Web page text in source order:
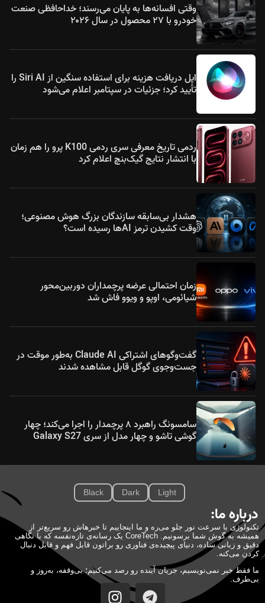
وقتی افسانه‌ها به پایان می‌رسند؛ خداحافظی صنعت
خودرو با ۲۷ محصول در سال ۲۰۲۶
اپل دریافت هزینه برای استفاده سنگین از Siri AI را
تأیید کرد؛ جزئیات در سپتامبر اعلام می‌شود
ردمی تاریخ معرفی سری ردمی K100 پرو را هم زمان
با انتشار نتایج گیک‌بنچ اعلام کرد
هشدار بی‌سابقه سازندگان بزرگ هوش مصنوعی؛
وقت کشیدن ترمز AIها رسیده است؟
زمان احتمالی عرضه پرچمداران دوربین‌محور
شیائومی، اوپو و ویوو فاش شد
گفت‌وگوهای اشتراکی Claude AI به‌طور موقت در
جست‌وجوی گوگل قابل مشاهده شدند
سامسونگ راهبرد ۸ پرچمدار را اجرا می‌کند؛ چهار
گوشی تاشو و چهار مدل از سری Galaxy S27
Light
Dark
Black
درباره ما:
تکنولوژی با سرعت نور جلو می‌ره و ما اینجاییم تا خبرهاش رو سریع‌تر از
همیشه به گوش شما برسونیم. CoreTech یک رسانه‌ی تازه‌نفسه که با نگاهی
دقیق و زبانی ساده، دنیای پیچیده‌ی فناوری رو براتون قابل فهم و قابل دنبال
کردن می‌کنه.
ما فقط خبر نمی‌نویسیم، جریان آینده رو رصد می‌کنیم؛ بی‌وقفه، به‌روز و
بی‌طرف.